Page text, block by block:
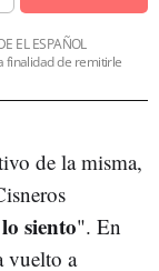
EL ESPAÑOL
finalidad de remitirle
de la misma,
siento". En
vuelto a